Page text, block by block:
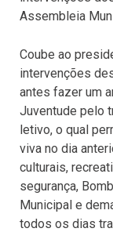
Assembleia
Coube ao
intervenções
antes fazer um
Juventude pelo
letivo, o qual
viva no dia
culturais,
segurança,
Municipal e
todos os dias